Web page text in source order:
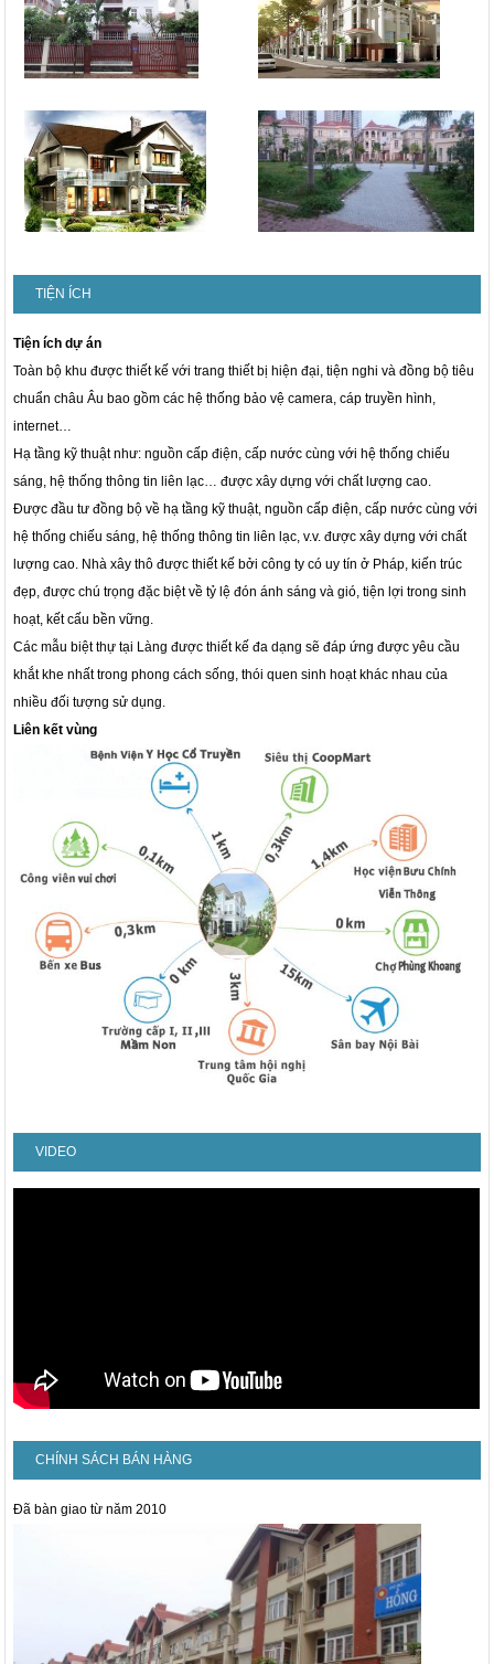
TIỆN ÍCH
Tiện ích dự án
Toàn bộ khu được thiết kế với trang thiết bị hiện đại, tiện nghi và đồng bộ tiêu
chuẩn châu Âu bao gồm các hệ thống bảo vệ camera, cáp truyền hình,
internet…
Hạ tầng kỹ thuật như: nguồn cấp điện, cấp nước cùng với hệ thống chiếu
sáng, hệ thống thông tin liên lạc… được xây dựng với chất lượng cao.
Được đầu tư đồng bộ về hạ tầng kỹ thuật, nguồn cấp điện, cấp nước cùng với
hệ thống chiếu sáng, hệ thống thông tin liên lạc, v.v. được xây dựng với chất
lượng cao. Nhà xây thô được thiết kế bởi công ty có uy tín ở Pháp, kiến trúc
đẹp, được chú trọng đặc biệt về tỷ lệ đón ánh sáng và gió, tiện lợi trong sinh
hoạt, kết cấu bền vững.
Các mẫu biệt thự tại Làng được thiết kế đa dạng sẽ đáp ứng được yêu cầu
khắt khe nhất trong phong cách sống, thói quen sinh hoạt khác nhau của
nhiều đối tượng sử dụng.
Liên kết vùng
VIDEO
CHÍNH SÁCH BÁN HÀNG
Đã bàn giao từ năm 2010